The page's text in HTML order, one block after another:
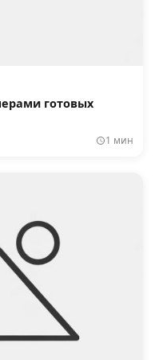
готовых
1 мин